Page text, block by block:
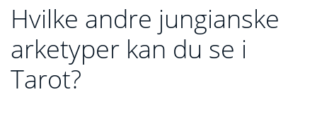
Hvilke andre jungianske
arketyper kan du se i
Tarot?